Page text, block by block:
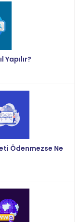
Yapılır?
Ödenmezse Ne